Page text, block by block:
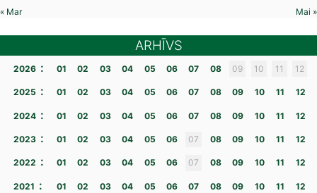
« Mar Mai »
ARHĪVS
2026 : 01 02 03 04 05 06 07 08 09 10 11 12
2025 : 01 02 03 04 05 06 07 08 09 10 11 12
2024 : 01 02 03 04 05 06 07 08 09 10 11 12
2023 : 01 02 03 04 05 06 07 08 09 10 11 12
2022 : 01 02 03 04 05 06 07 08 09 10 11 12
2021 : 01 02 03 04 05 06 07 08 09 10 11 12